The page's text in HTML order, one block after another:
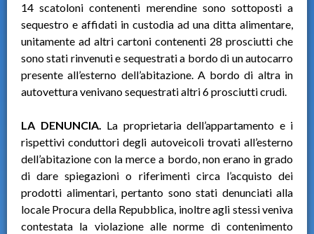
14 scatoloni contenenti merendine sono sottoposti a
sequestro e affidati in custodia ad una ditta alimentare,
unitamente ad altri cartoni contenenti 28 prosciutti che
sono stati rinvenuti e sequestrati a bordo di un autocarro
presente all’esterno dell’abitazione. A bordo di altra in
autovettura venivano sequestrati altri 6 prosciutti crudi.
LA DENUNCIA. La proprietaria dell’appartamento e i
rispettivi conduttori degli autoveicoli trovati all’esterno
dell’abitazione con la merce a bordo, non erano in grado
di dare spiegazioni o riferimenti circa l’acquisto dei
prodotti alimentari, pertanto sono stati denunciati alla
locale Procura della Repubblica, inoltre agli stessi veniva
contestata la violazione alle norme di contenimento